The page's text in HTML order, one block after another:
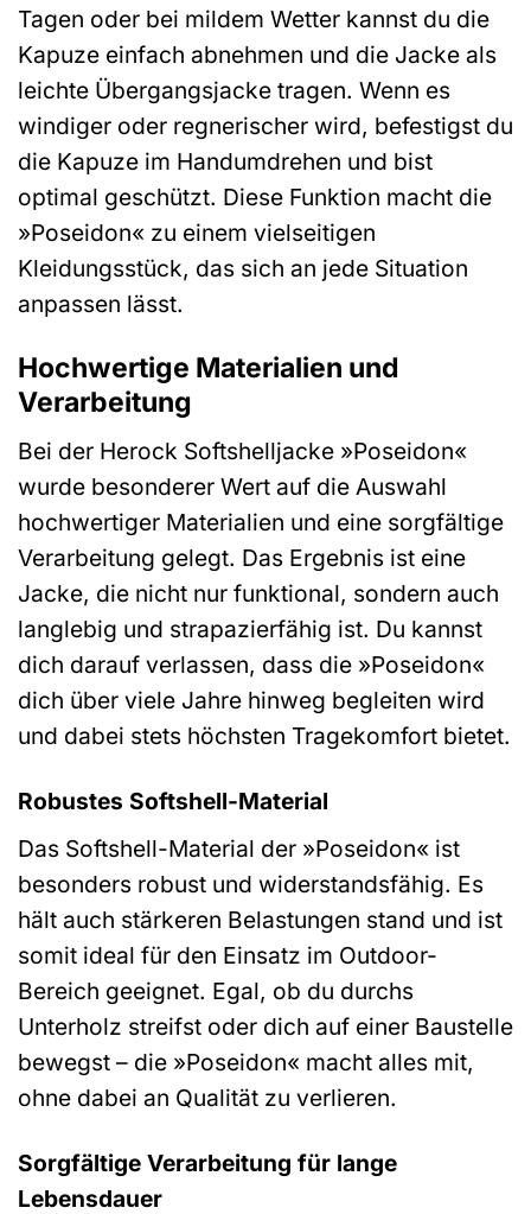
Tagen oder bei mildem Wetter kannst du die
Kapuze einfach abnehmen und die Jacke als
leichte Übergangsjacke tragen. Wenn es
windiger oder regnerischer wird, befestigst du
die Kapuze im Handumdrehen und bist
optimal geschützt. Diese Funktion macht die
»Poseidon« zu einem vielseitigen
Kleidungsstück, das sich an jede Situation
anpassen lässt.
Hochwertige Materialien und
Verarbeitung
Bei der Herock Softshelljacke »Poseidon«
wurde besonderer Wert auf die Auswahl
hochwertiger Materialien und eine sorgfältige
Verarbeitung gelegt. Das Ergebnis ist eine
Jacke, die nicht nur funktional, sondern auch
langlebig und strapazierfähig ist. Du kannst
dich darauf verlassen, dass die »Poseidon«
dich über viele Jahre hinweg begleiten wird
und dabei stets höchsten Tragekomfort bietet.
Robustes Softshell-Material
Das Softshell-Material der »Poseidon« ist
besonders robust und widerstandsfähig. Es
hält auch stärkeren Belastungen stand und ist
somit ideal für den Einsatz im Outdoor-
Bereich geeignet. Egal, ob du durchs
Unterholz streifst oder dich auf einer Baustelle
bewegst – die »Poseidon« macht alles mit,
ohne dabei an Qualität zu verlieren.
Sorgfältige Verarbeitung für lange
Lebensdauer